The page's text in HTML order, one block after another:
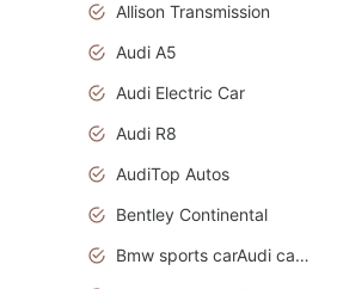
Allison Transmission
Audi A5
Audi Electric Car
Audi R8
AudiTop Autos
Bentley Continental
Bmw sports carAudi cars wallpapers concept cars 2012